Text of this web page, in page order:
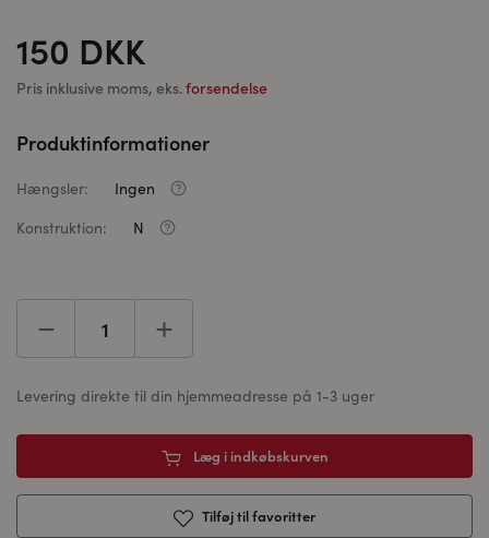
150 DKK
Pris inklusive moms, eks.forsendelse
Produktinformationer
Hængsler:
Ingen
Konstruktion:
N
Levering direkte til din hjemmeadresse på 1-3 uger
Læg i indkøbskurven
Tilføj til favoritter